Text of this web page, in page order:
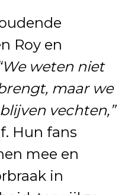
Roy en
weten niet
maar we
vechten,”
Hun fans
mee en
in